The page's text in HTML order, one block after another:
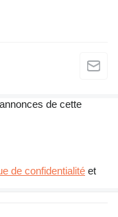
de cette
de confidentialité et